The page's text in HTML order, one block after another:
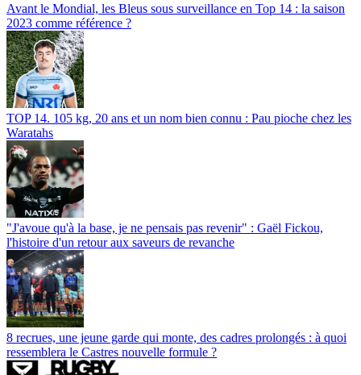
Avant le Mondial, les Bleus sous surveillance en Top 14 : la saison
2023 comme référence ?
TOP 14. 105 kg, 20 ans et un nom bien connu : Pau pioche chez les
Waratahs
"J'avoue qu'à la base, je ne pensais pas revenir" : Gaël Fickou,
l'histoire d'un retour aux saveurs de revanche
8 recrues, une jeune garde qui monte, des cadres prolongés : à quoi
ressemblera le Castres nouvelle formule ?